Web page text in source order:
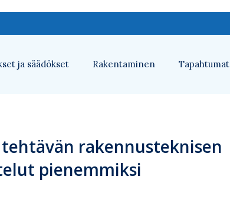
ja säädökset Rakentaminen Tapahtumat
rakennusteknisen
pienemmiksi